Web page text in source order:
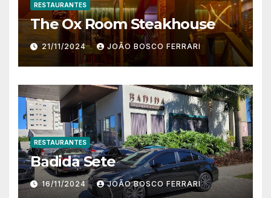
RESTAURANTES
The Ox Room Steakhouse
21/11/2024 JOÃO BOSCO FERRARI
RESTAURANTES
Badida Sete
16/11/2024 JOÃO BOSCO FERRARI